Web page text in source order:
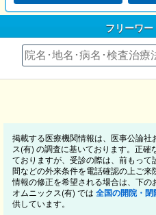
フリーワ
掲載する医療機関情報は、医事公論社
ス(有) の調査に基いております。正確
ておりますが、受診の際は、前もって
間などの外来条件を電話確認の上ご来
情報の修正を希望される場合は、下の
オムニックス(有) では 全国の開院・
供しています。